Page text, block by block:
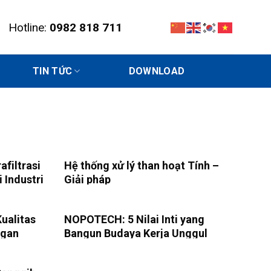
Hotline: 0982 818 711
TIN TỨC DOWNLOAD
Industri
Hệ thống xử lý than hoạt Tính –
Giải pháp
NOPOTECH: 5 Nilai Inti yang
Bangun Budaya Kerja Unggul